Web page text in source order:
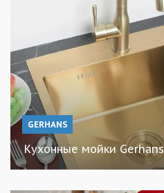
GERHANS
Кухонные мойки Gerhans